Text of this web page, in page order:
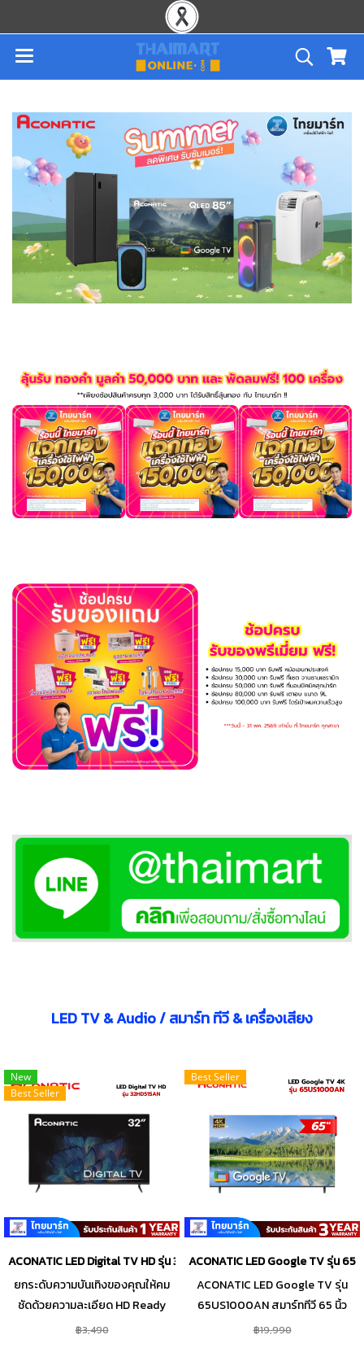
LED TV & Audio / สมาร์ท ทีวี & เครื่องเสียง
New
Best Seller
ACONATIC LED Digital TV HD รุ่น 32HD515AN ปี 2025
ยกระดับความบันเทิงของคุณให้คม
ชัดด้วยความละเอียด HD Ready
เหนือกว่า SD แบบเห็นได้ชัด จากทีวี
฿3,490
Best Seller
ACONATIC LED Google TV รุ่น
ACONATIC LED Google TV รุ่น
65US1000AN สมาร์ททีวี 65 นิ้ว
ความละเอียดภาพ UHD (3840 x
฿19,990